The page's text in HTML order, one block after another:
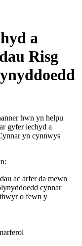
a
Risg
hwn yn helpu
gyfer iechyd a
yn cynnwys
ac arfer da mewn
cynnar
o fewn y